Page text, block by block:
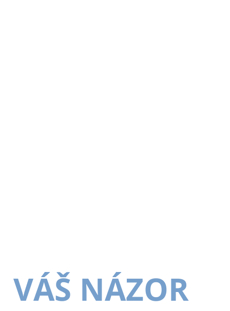
VÁŠ NÁZOR